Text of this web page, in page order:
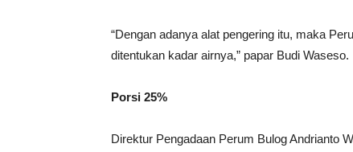
“Dengan adanya alat pengering itu, maka
ditentukan kadar airnya,” papar Budi Waseso.
Porsi 25%
Direktur Pengadaan Perum Bulog Andrianto